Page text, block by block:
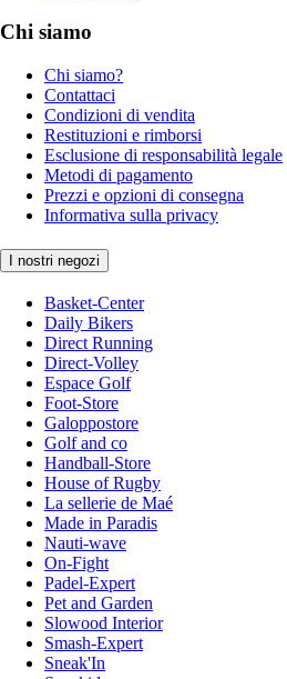
Chi siamo
Chi siamo?
Contattaci
Condizioni di vendita
Restituzioni e rimborsi
Esclusione di responsabilità legale
Metodi di pagamento
Prezzi e opzioni di consegna
Informativa sulla privacy
I nostri negozi
Basket-Center
Daily Bikers
Direct Running
Direct-Volley
Espace Golf
Foot-Store
Galoppostore
Golf and co
Handball-Store
House of Rugby
La sellerie de Maé
Made in Paradis
Nauti-wave
On-Fight
Padel-Expert
Pet and Garden
Slowood Interior
Smash-Expert
Sneak'In